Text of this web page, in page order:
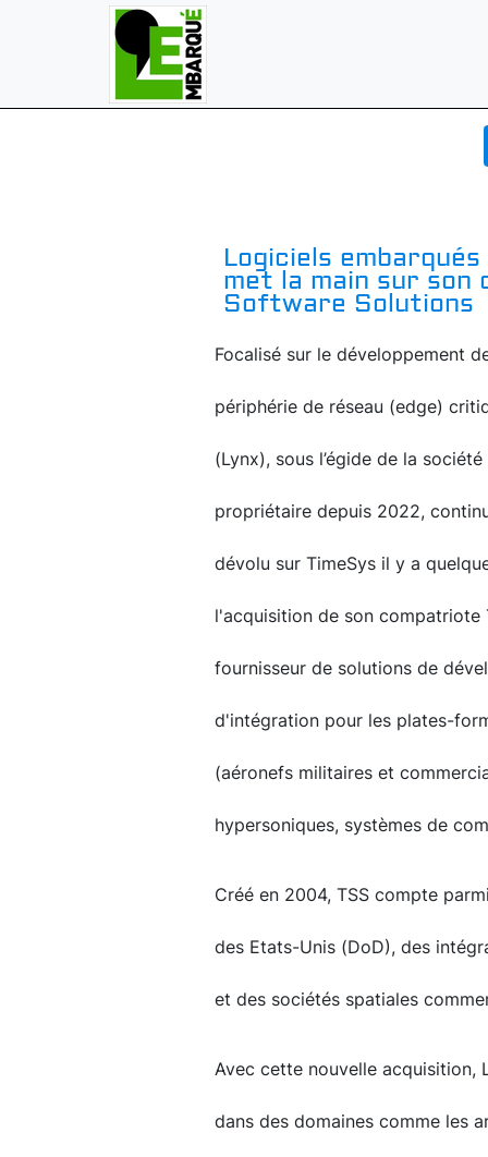
Logiciels
met la main sur son
Software Solutions
Focalisé sur le développement
périphérie de réseau (edge)
(Lynx), sous l’égide de la
propriétaire depuis 2022,
dévolu sur TimeSys il y a
l'acquisition de son compatriote
fournisseur de solutions de
d'intégration pour les plates-
(aéronefs militaires et
hypersoniques, systèmes de
Créé en 2004, TSS compte
des Etats-Unis (DoD), des
et des sociétés spatiales
Avec cette nouvelle acquisition,
dans des domaines comme les